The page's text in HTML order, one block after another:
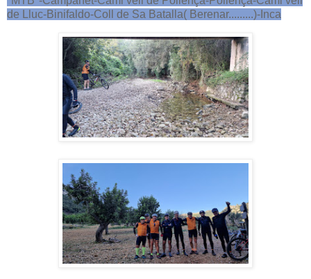
de Lluc-Binifaldo-Coll de Sa Batalla( Berenar.........)-Inca